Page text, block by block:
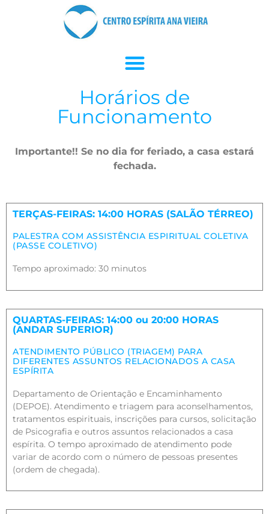
Horários de
Funcionamento
Importante!! Se no dia for feriado, a casa estará
fechada.
TERÇAS-FEIRAS: 14:00 HORAS (SALÃO TÉRREO)
PALESTRA COM ASSISTÊNCIA ESPIRITUAL COLETIVA
(PASSE COLETIVO)
Tempo aproximado: 30 minutos
QUARTAS-FEIRAS: 14:00 ou 20:00 HORAS
(ANDAR SUPERIOR)
ATENDIMENTO PÚBLICO (TRIAGEM) PARA
DIFERENTES ASSUNTOS RELACIONADOS A CASA
ESPÍRITA
Departamento de Orientação e Encaminhamento
(DEPOE). Atendimento e triagem para aconselhamentos,
tratamentos espirituais, inscrições para cursos, solicitação
de Psicografia e outros assuntos relacionados a casa
espírita. O tempo aproximado de atendimento pode
variar de acordo com o número de pessoas presentes
(ordem de chegada).